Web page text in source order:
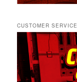
CUSTOMER SERVICE